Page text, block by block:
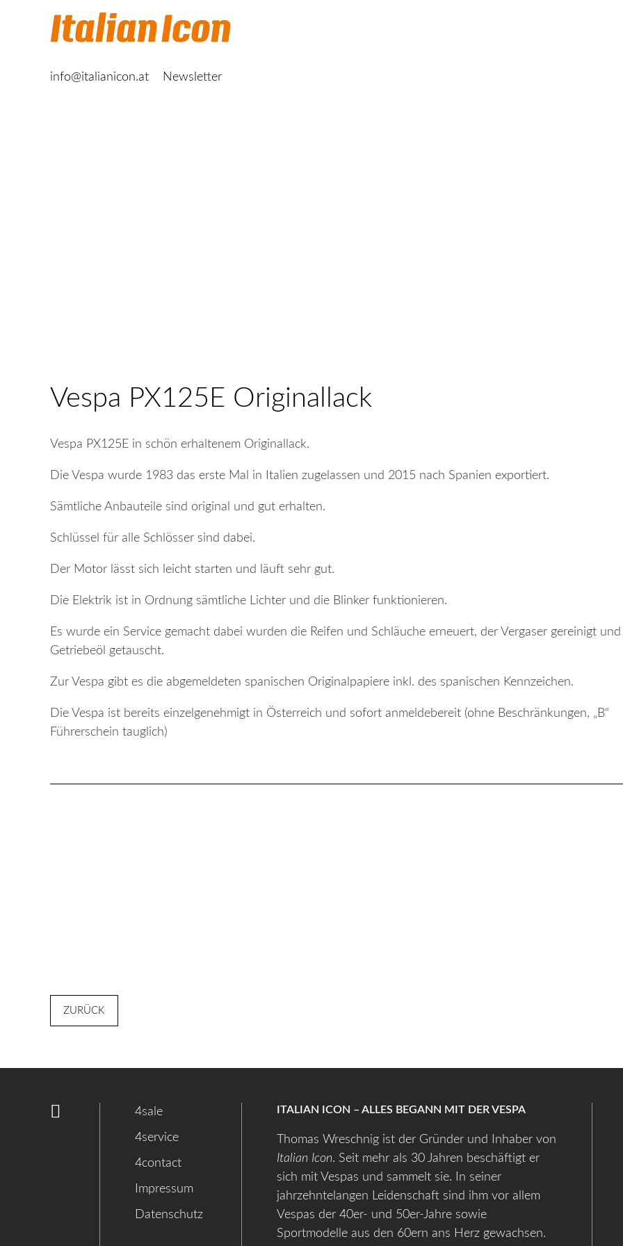
info@italianicon.at Newsletter
Vespa PX125E Originallack
Vespa PX125E in schön erhaltenem Originallack.
Die Vespa wurde 1983 das erste Mal in Italien zugelassen und 2015 nach Spanien exportiert.
Sämtliche Anbauteile sind original und gut erhalten.
Schlüssel für alle Schlösser sind dabei.
Der Motor lässt sich leicht starten und läuft sehr gut.
Die Elektrik ist in Ordnung sämtliche Lichter und die Blinker funktionieren.
Es wurde ein Service gemacht dabei wurden die Reifen und Schläuche erneuert, der Vergaser gereinigt
Getriebeöl getauscht.
Zur Vespa gibt es die abgemeldeten spanischen Originalpapiere inkl. des spanischen Kennzeichen.
Die Vespa ist bereits einzelgenehmigt in Österreich und sofort anmeldebereit (ohne Beschränkungen, „B“
Führerschein tauglich)
ZURÜCK
4sale
4service
4contact
Impressum
Datenschutz
ITALIAN ICON – ALLES BEGANN MIT DER VESPA
Thomas Wreschnig ist der Gründer und Inhaber von
Italian Icon. Seit mehr als 30 Jahren beschäftigt er
sich mit Vespas und sammelt sie. In seiner
jahrzehntelangen Leidenschaft sind ihm vor allem
Vespas der 40er- und 50er-Jahre sowie
Sportmodelle aus den 60ern ans Herz gewachsen.